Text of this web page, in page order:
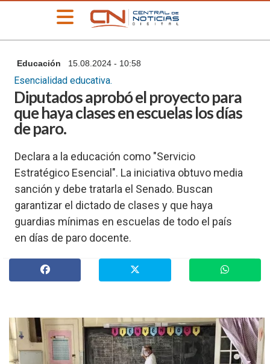
PORTADA
Deportes
Educación
Información
General
Locales
Nacionales
Policiales
»
Salud
»
Cultura
Educación 15.08.2024 - 10:58
Esencialidad educativa.
Diputados aprobó el proyecto para
que haya clases en escuelas los días
de paro.
Declara a la educación como "Servicio
Estratégico Esencial". La iniciativa obtuvo media
sanción y debe tratarla el Senado. Buscan
garantizar el dictado de clases y que haya
guardias mínimas en escuelas de todo el país
en días de paro docente.